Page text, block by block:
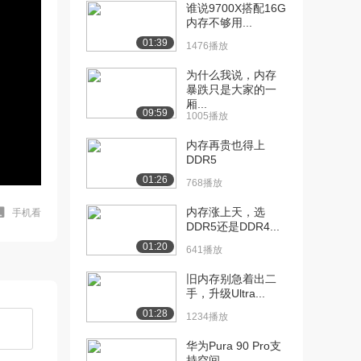
手机看
01:39
谁说9700X搭配16G
内存不够用...
1476播放
09:59
为什么我说，内存
暴跌只是大家的一
厢...
1005播放
01:26
内存再贵也得上
DDR5
768播放
01:20
内存涨上天，选
DDR5还是DDR4...
641播放
01:28
旧内存别急着出二
手，升级Ultra...
1234播放
华为Pura 90 Pro支